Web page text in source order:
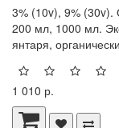
3% (10v), 9%
200 мл, 1000 мл.
янтаря,
1 010 р.